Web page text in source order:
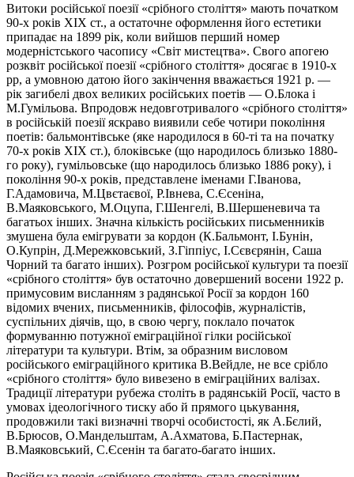
Витоки російської поезії «срібного століття» мають початком
90-х років ХІХ ст., а остаточне оформлення його естетики
припадає на 1899 рік, коли вийшов перший номер
модерністського часопису «Світ мистецтва». Свого апогею
розквіт російської поезії «срібного століття» досягає в 1910-х
рр, а умовною датою його закінчення вважається 1921 р. —
рік загибелі двох великих російських поетів — О.Блока і
М.Гумільова. Впродовж недовготривалого «срібного століття»
в російській поезії яскраво виявили себе чотири покоління
поетів: бальмонтівське (яке народилося в 60-ті та на початку
70-х років ХІХ ст.), блоківське (що народилось близько 1880-
го року), гумільовське (що народилось близько 1886 року), і
покоління 90-х років, представлене іменами Г.Іванова,
Г.Адамовича, М.Цвєтаєвої, Р.Івнева, С.Єсеніна,
В.Маяковського, М.Оцупа, Г.Шенгелі, В.Шершеневича та
багатьох інших. Значна кількість російських письменників
змушена була емігрувати за кордон (К.Бальмонт, І.Бунін,
О.Купрін, Д.Мережковський, З.Гіппіус, І.Сєвєрянін, Саша
Чорний та багато інших). Розгром російської культури та поезії
«срібного століття» був остаточно довершений восени 1922 р.
примусовим висланням з радянської Росії за кордон 160
відомих вчених, письменників, філософів, журналістів,
суспільних діячів, що, в свою чергу, поклало початок
формуванню потужної еміграційної гілки російської
літератури та культури. Втім, за образним висловом
російського еміграційного критика В.Вейдле, не все срібло
«срібного століття» було вивезено в еміграційних валізах.
Традиції літератури рубежа століть в радянській Росії, часто в
умовах ідеологічного тиску або й прямого цькування,
продовжили такі визначні творчі особистості, як А.Бєлий,
В.Брюсов, О.Мандельштам, А.Ахматова, Б.Пастернак,
В.Маяковський, С.Єсенін та багато-багато інших.